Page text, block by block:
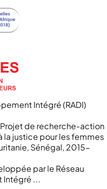
Intégré (RADI)
de recherche-action
la justice pour les femmes
Sénégal, 2015-
par le Réseau
Intégré ...